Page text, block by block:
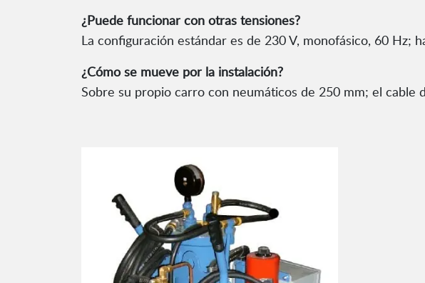
¿Puede funcionar con otras tensiones?
La configuración estándar es de 230 V, monofásico, 60 Hz;
¿Cómo se mueve por la instalación?
Sobre su propio carro con neumáticos de 250 mm; el cable